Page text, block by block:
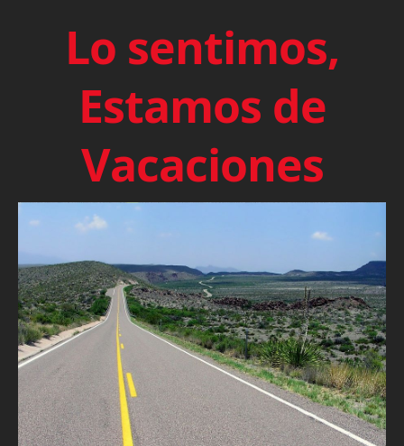
Lo sentimos,
Estamos de
Vacaciones